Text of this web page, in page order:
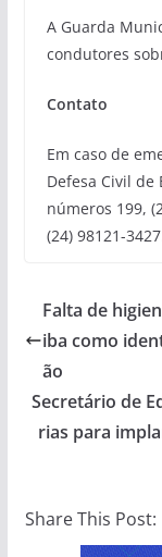
A Guarda
condutores
Contato
Em caso de
Defesa Civil
números 199,
(24) 98121-
Falta de
iba como
ão
Secretário de
rias para
Share This Post: